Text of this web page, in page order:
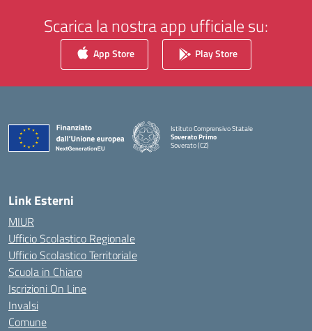
Scarica la nostra app ufficiale su:
App Store Play Store
Istituto Comprensivo Statale
Soverato Primo
Soverato (CZ)
Link Esterni
MIUR
Ufficio Scolastico Regionale
Ufficio Scolastico Territoriale
Scuola in Chiaro
Iscrizioni On Line
Invalsi
Comune